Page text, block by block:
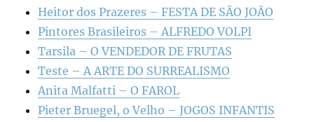
Heitor dos Prazeres – FESTA DE SÃO JOÃO
Pintores Brasileiros – ALFREDO VOLPI
Tarsila – O VENDEDOR DE FRUTAS
Teste – A ARTE DO SURREALISMO
Anita Malfatti – O FAROL
Pieter Bruegel, o Velho – JOGOS INFANTIS